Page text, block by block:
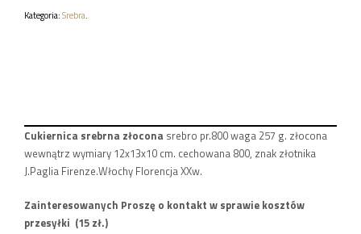
Kategoria:Srebra.
Cukiernica srebrna złocona srebro pr.800 waga 257 g. złocona
wewnątrz wymiary 12x13x10 cm. cechowana 800, znak złotnika
J.Paglia Firenze.Włochy Florencja XXw.
Zainteresowanych Proszę o kontakt w sprawie kosztów
przesyłki (15 zł.)